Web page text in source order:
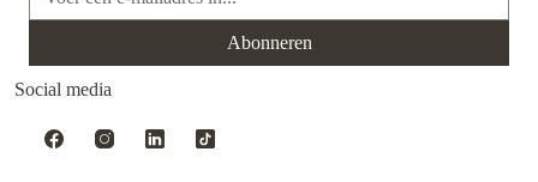
Abonneren
Social media